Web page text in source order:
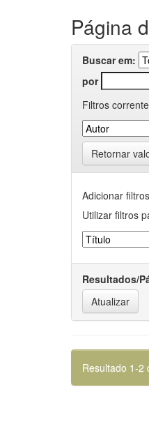
Página
Buscar em:
por
Filtros
Retornar
Adicionar
Utilizar filtros
Resultados/
Resultado 1-2